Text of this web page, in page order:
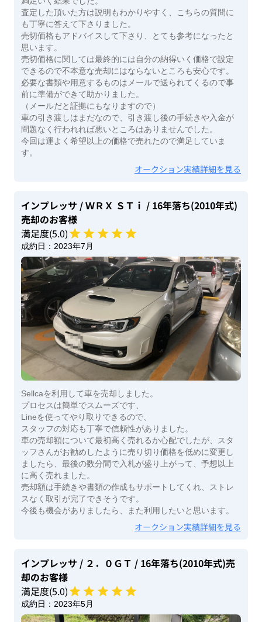
査定した頂いた方は説明もわかりやすく、こちらの質問に
も丁寧に答えて下さりました。
売切価格もアドバイスして下さり、とても参考になったと
思います。
売切価格に関しては最終的には自分の納得いく価格で設定
できるので不本意な売却にはならないところも安心です。
必要な書類や用意するものはメールで送られてくるので事
前に準備ができて助かりました。
（メールだと証拠にもなりますので）
車の引き渡しはまだなので、引き渡し後の手続きや入金が
問題なく行われれば悪いところはありませんでした。
今回は運よく希望以上の価格で売れたので満足していま
す。
オークション実績詳細を見る
インプレッサ / ＷＲＸ ＳＴｉ / 16年落ち(2010年式)
売却のお客様
満足度(5.0)
成約日： 2023年7月
Sellcaを利用して車を売却しました。
プロセスは簡単でスムーズです、
Lineを使ってやり取りできるので、
スタッフの対応も丁寧で信頼性がありました。
車の売却額について最初高く売れるか心配でしたが、スタ
ッフさんがお勧めしたように売り切り価格を低めに変更し
ましたら、最後の数分間で入札が盛り上がって、予想以上
に高く売れました。
売却額は手続きや書類の作成もサポートしてくれ、ストレ
スなく取引が完了できそうです。
今後も機会がありましたら、また利用したいと思います。
オークション実績詳細を見る
インプレッサ / ２．０ＧＴ / 16年落ち(2010年式)売
却のお客様
満足度(5.0)
成約日： 2023年5月